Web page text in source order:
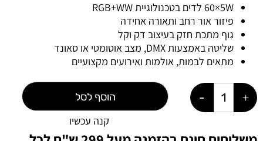
‎60×5W‎ לדים בטכנולוגיית ‎RGB+WW‎
פיזור אור רחב ותאורה אחידה
גוף מתכת חזק בעיצוב דק וקל
שליטה באמצעות DMX, מצב אוטומטי או סאונד
מתאים לבמות, אולמות ואירועים מקצועיים
הוסף לסל
קנה עכשיו